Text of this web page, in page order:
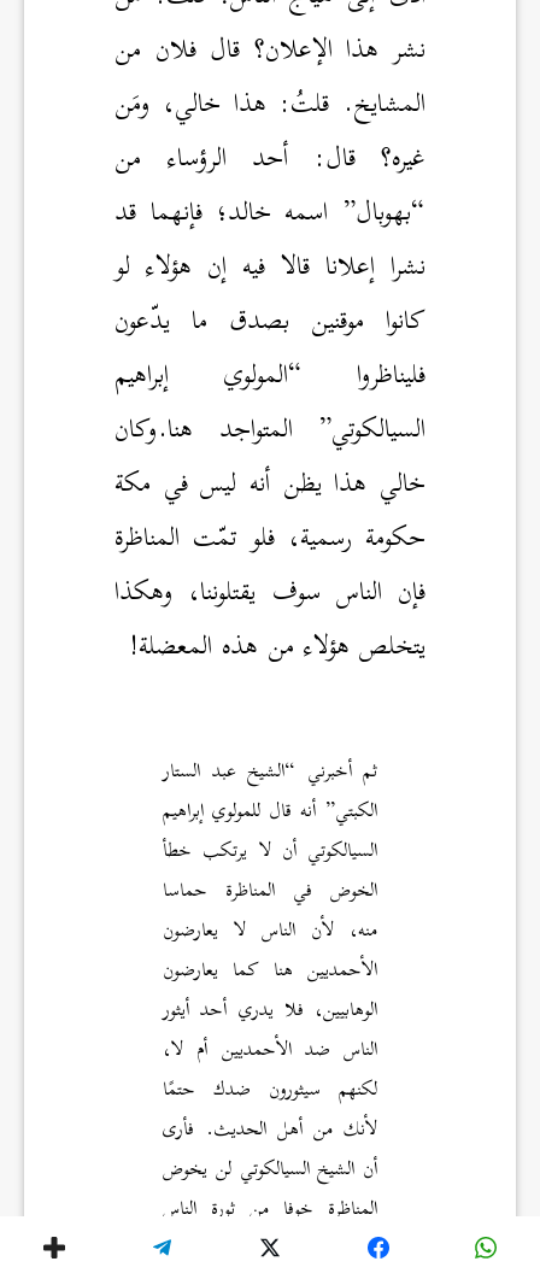
نشر هذا الإعلان؟ قال فلان من
المشايخ. قلتُ: هذا خالي، ومَن
غيره؟ قال: أحد الرؤساء من
“بهوبال” اسمه خالد؛ فإنهما قد
نشرا إعلانا قالا فيه إن هؤلاء لو
كانوا موقنين بصدق ما يدّعون
فليناظروا “المولوي إبراهيم
السيالكوتي” المتواجد هنا.وكان
خالي هذا يظن أنه ليس في مكة
حكومة رسمية، فلو تمّت المناظرة
فإن الناس سوف يقتلوننا، وهكذا
يتخلص هؤلاء من هذه المعضلة!
ثم أخبرني “الشيخ عبد الستار
الكبتي” أنه قال للمولوي إبراهيم
السيالكوتي أن لا يرتكب خطأ
الخوض في المناظرة حماسا
منه، لأن الناس لا يعارضون
الأحمديين هنا كما يعارضون
الوهابيين، فلا يدري أحد أيثور
الناس ضد الأحمديين أم لا،
لكنهم سيثورون ضدك حتمًا
لأنك من أهل الحديث. فأرى
أن الشيخ السيالكوتي لن يخوض
المناظرة خوفا من ثورة الناس
ضده، ولكن لا تقمْ أنت بتبليغ